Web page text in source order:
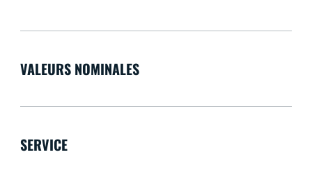
VALEURS NOMINALES
SERVICE